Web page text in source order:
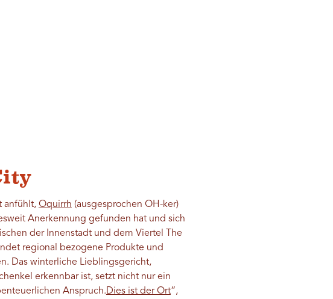
anfühlt, Oquirrh (ausgesprochen OH-ker)
Anerkennung gefunden hat und sich
der Innenstadt und dem Viertel The
regional bezogene Produkte und
Das winterliche Lieblingsgericht,
erkennbar ist, setzt nicht nur ein
Anspruch.Dies ist der Ort“,